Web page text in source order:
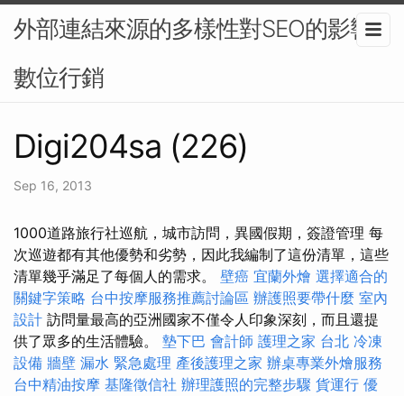
外部連結來源的多樣性對SEO的影響-
數位行銷
Digi204sa (226)
Sep 16, 2013
1000道路旅行社巡航，城市訪問，異國假期，簽證管理 每
次巡遊都有其他優勢和劣勢，因此我編制了這份清單，這些
清單幾乎滿足了每個人的需求。 壁癌 宜蘭外燴 選擇適合的
關鍵字策略 台中按摩服務推薦討論區 辦護照要帶什麼 室內
設計 訪問量最高的亞洲國家不僅令人印象深刻，而且還提
供了眾多的生活體驗。 墊下巴 會計師 護理之家 台北 冷凍
設備 牆壁 漏水 緊急處理 產後護理之家 辦桌專業外燴服務
台中精油按摩 基隆徵信社 辦理護照的完整步驟 貨運行 優